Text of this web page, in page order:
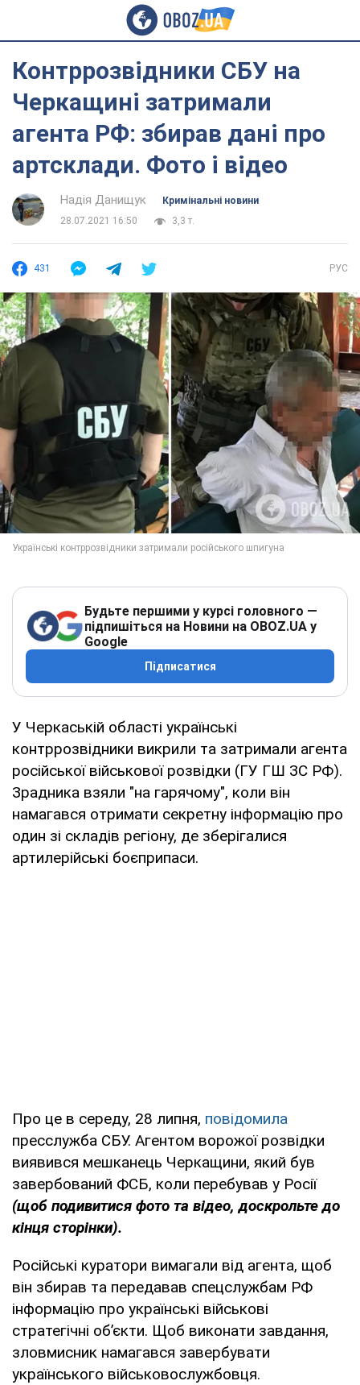
Контррозвідники СБУ на
Черкащині затримали
агента РФ: збирав дані про
артсклади. Фото і відео
Надія Данищук
Кримінальні новини
28.07.2021 16:50
3,3 т.
431 РУС
Будьте першими у курсі головного —
підпишіться на Новини на OBOZ.UA у
Google
Підписатися
У Черкаській області українські
контррозвідники викрили та затримали агента
російської військової розвідки (ГУ ГШ ЗС РФ).
Зрадника взяли "на гарячому", коли він
намагався отримати секретну інформацію про
один зі складів регіону, де зберігалися
артилерійські боєприпаси.
Про це в середу, 28 липня, повідомила
пресслужба СБУ. Агентом ворожої розвідки
виявився мешканець Черкащини, який був
завербований ФСБ, коли перебував у Росії
(щоб подивитися фото та відео, доскрольте до
кінця сторінки).
Російські куратори вимагали від агента, щоб
він збирав та передавав спецслужбам РФ
інформацію про українські військові
стратегічні об’єкти. Щоб виконати завдання,
зловмисник намагався завербувати
українського військовослужбовця.